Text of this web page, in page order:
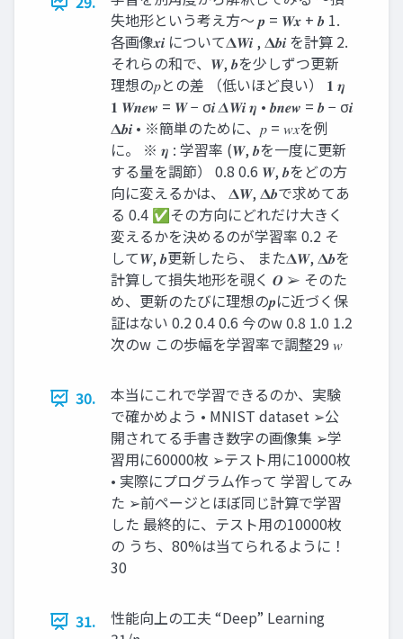
失地形という考え方～ 𝒑 = 𝑾𝒙 + 𝒃 1.
各画像𝒙𝒊 について𝚫𝑾𝒊 , 𝚫𝒃𝒊 を計算 2.
それらの和で、𝑾, 𝒃を少しずつ更新
理想の𝑝との差 （低いほど良い） 𝟏 𝜼
𝟏 𝑾𝒏𝒆𝒘 = 𝑾 − σ𝒊 𝜟𝑾𝒊 𝜼 • 𝒃𝒏𝒆𝒘 = 𝒃 − σ𝒊
𝚫𝒃𝒊 • ※簡単のために、𝑝 = 𝑤𝑥を例
に。 ※ 𝜼 : 学習率 (𝑾, 𝒃を一度に更新
する量を調節） 0.8 0.6 𝑾, 𝒃をどの方
向に変えるかは、 𝚫𝑾, 𝚫𝒃で求めてあ
る 0.4 ✅その方向にどれだけ大きく
変えるかを決めるのが学習率 0.2 そ
して𝑾, 𝒃更新したら、 また𝚫𝑾, 𝚫𝒃を
計算して損失地形を覗く 𝑶 ➢ そのた
め、更新のたびに理想の𝒑に近づく保
証はない 0.2 0.4 0.6 今のw 0.8 1.0 1.2
次のw この歩幅を学習率で調整29 𝑤
30.
本当にこれで学習できるのか、実験
で確かめよう • MNIST dataset ➢公
開されてる手書き数字の画像集 ➢学
習用に60000枚 ➢テスト用に10000枚
• 実際にプログラム作って 学習してみ
た ➢前ページとほぼ同じ計算で学習
した 最終的に、テスト用の10000枚
の うち、80%は当てられるように！
30
31.
性能向上の工夫 “Deep” Learning